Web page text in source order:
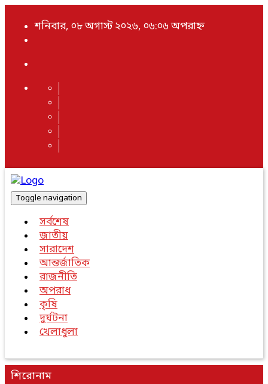
শনিবার, ০৮ অগাস্ট ২০২৬, ০৬:০৬ অপরাহ্ন
Toggle navigation
সর্বশেষ
জাতীয়
সারাদেশ
আন্তর্জাতিক
রাজনীতি
অপরাধ
কৃষি
দুর্ঘটনা
খেলাধুলা
শিরোনাম